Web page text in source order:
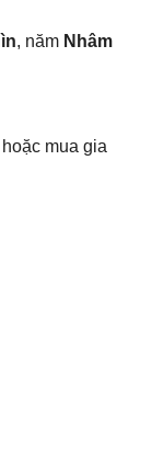
, năm Nhâm
mua ɡia